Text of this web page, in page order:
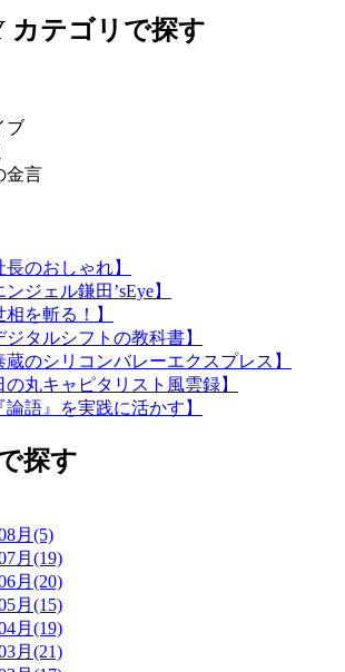
カテゴリで探す
ブ
金言
のおしゃれ】
ジェル鎌田’sEye】
を斬る！】
タルシフトの教科書】
のシリコンバレーエクスプレス】
丸キャピタリスト風雲録】
語』を実践に活かす】
探す
月(5)
月(19)
月(20)
月(15)
月(19)
月(21)